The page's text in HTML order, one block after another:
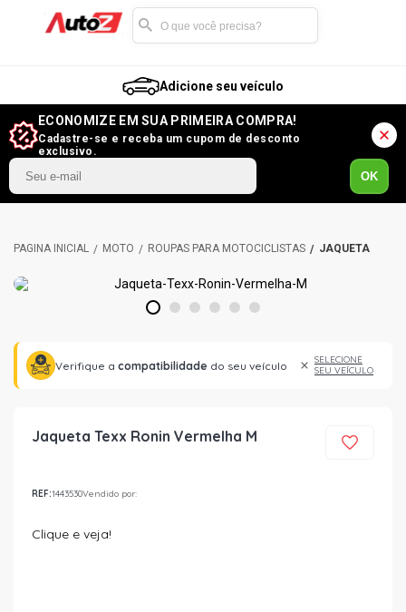
Adicione seu veículo
ECONOMIZE EM SUA PRIMEIRA COMPRA!
Cadastre-se e receba um cupom de desconto
exclusivo.
OK
MOTO ROUPAS PARA MOTOCICLISTAS JAQUETA
1 2 3 4 5 6
Verifique a compatibilidade do seu veículo
SELECIONE
SEU VEÍCULO
Jaqueta Texx Ronin Vermelha M
REF:1443530Vendido por:
Clique e veja!